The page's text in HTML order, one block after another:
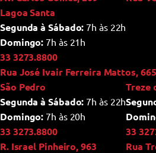
Lagoa Santa
Segunda à Sábado: 7h às 22h
Domingo: 7h às 21h
33 3273.8800
Rua José Ivair Ferreira Mattos, 665
São Pedro
Segunda à Sábado: 7h às 22h
Domingo: 7h às 20h
33 3273.8800
R. Israel Pinheiro, 963
Treze
33
Rua